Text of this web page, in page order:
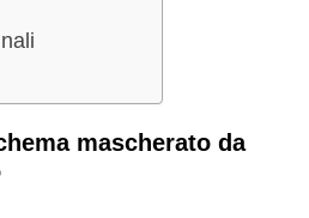
mascherato da